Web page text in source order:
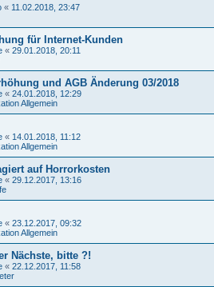
« 11.02.2018, 23:47
für Internet-Kunden
« 29.01.2018, 20:11
und AGB Änderung 03/2018
« 24.01.2018, 12:29
Allgemein
« 14.01.2018, 11:12
Allgemein
auf Horrorkosten
« 29.12.2017, 13:16
« 23.12.2017, 09:32
Allgemein
Nächste, bitte ?!
« 22.12.2017, 11:58